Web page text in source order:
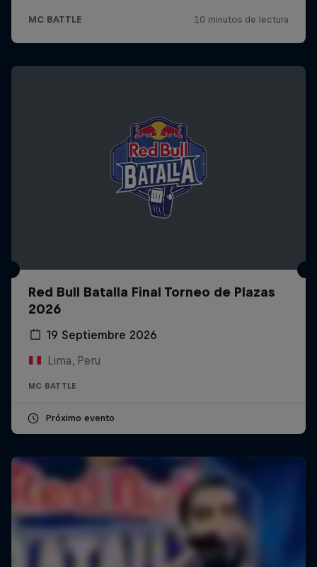
Red Bull Batalla Final Torneo de Plazas
2026
19 Septiembre 2026
Lima, Peru
MC BATTLE
Próximo evento